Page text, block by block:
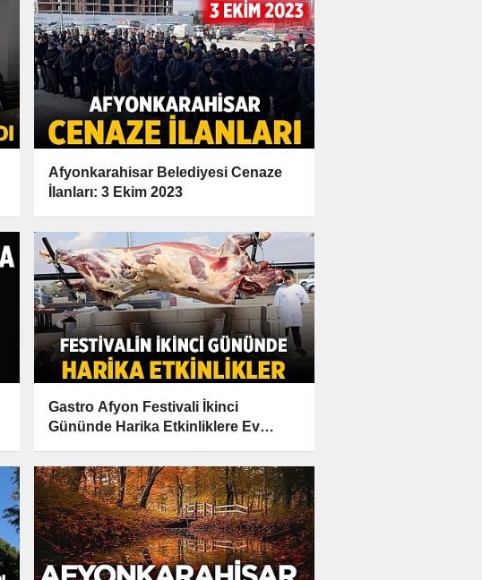
Afyonkarahisar Belediyesi Cenaze
İlanları: 3 Ekim 2023
Gastro Afyon Festivali İkinci
Gününde Harika Etkinliklere Ev